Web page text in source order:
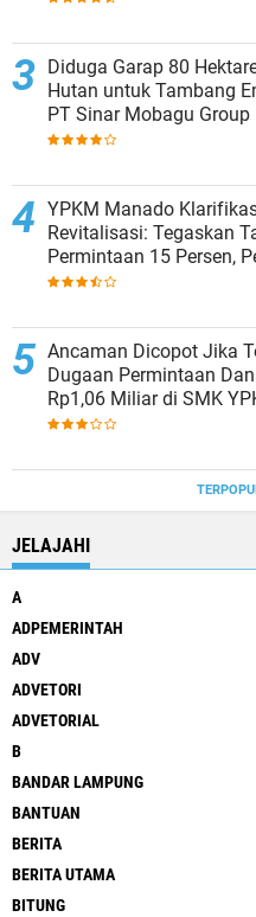
Diduga Garap 80
Hutan untuk Tambang
PT Sinar Mobagu
Aparat
YPKM Manado
Revitalisasi: Tegaskan
Permintaan 15 Persen,
Kepsek Murni Sesuai
Ancaman Dicopot Jika
Dugaan Permintaan
Rp1,06 Miliar di SMK
Berpotensi Terseret
JELAJAHI
A
ADPEMERINTAH
ADV
ADVETORI
ADVETORIAL
B
BANDAR LAMPUNG
BANTUAN
BERITA
BERITA UTAMA
BITUNG